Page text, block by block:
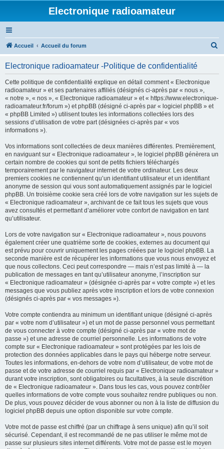
Electronique radioamateur
Accueil Accueil du forum
Electronique radioamateur -Politique de confidentialité
Cette politique de confidentialité explique en détail comment « Electronique
radioamateur » et ses partenaires affiliés (désignés ci-après par « nous »,
« notre », « nos », « Electronique radioamateur » et « https://www.electronique-
radioamateur.fr/forum ») et phpBB (désigné ci-après par « logiciel phpBB » et
« phpBB Limited ») utilisent toutes les informations collectées lors des
sessions d’utilisation de votre part (désignées ci-après par « vos
informations »).
Vos informations sont collectées de deux manières différentes. Premièrement,
en naviguant sur « Electronique radioamateur », le logiciel phpBB génèrera un
certain nombre de cookies qui sont de petits fichiers téléchargés
temporairement par le navigateur internet de votre ordinateur. Les deux
premiers cookies ne contiennent qu’un identifiant utilisateur et un identifiant
anonyme de session qui vous sont automatiquement assignés par le logiciel
phpBB. Un troisième cookie sera créé lors de votre navigation sur les sujets de
« Electronique radioamateur », archivant de ce fait tous les sujets que vous
avez consultés et permettant d’améliorer votre confort de navigation en tant
qu’utilisateur.
Lors de votre navigation sur « Electronique radioamateur », nous pouvons
également créer une quatrième sorte de cookies, externes au document qui
est prévu pour couvrir uniquement les pages créées par le logiciel phpBB. La
seconde manière est de récupérer les informations que vous nous envoyez et
que nous collectons. Ceci peut correspondre — mais n’est pas limité à — la
publication de messages en tant qu’utilisateur anonyme, l’inscription sur
« Electronique radioamateur » (désignée ci-après par « votre compte ») et les
messages que vous publiez après votre inscription et lors de votre connexion
(désignés ci-après par « vos messages »).
Votre compte contiendra au minimum un identifiant unique (désigné ci-après
par « votre nom d’utilisateur ») et un mot de passe personnel vous permettant
de vous connecter à votre compte (désigné ci-après par « votre mot de
passe ») et une adresse de courriel personnelle. Les informations de votre
compte sur « Electronique radioamateur » sont protégées par les lois de
protection des données applicables dans le pays qui héberge notre serveur.
Toutes les informations, en-dehors de votre nom d’utilisateur, de votre mot de
passe et de votre adresse de courriel requis par « Electronique radioamateur »
durant votre inscription, sont obligatoires ou facultatives, à la seule discrétion
de « Electronique radioamateur ». Dans tous les cas, vous pouvez contrôler
quelles informations de votre compte vous souhaitez rendre publiques ou non.
De plus, vous pouvez décider de vous abonner ou non à la liste de diffusion du
logiciel phpBB depuis une option disponible sur votre compte.
Votre mot de passe est chiffré (par un chiffrage à sens unique) afin qu’il soit
sécurisé. Cependant, il est recommandé de ne pas utiliser le même mot de
passe sur plusieurs sites internet différents. Votre mot de passe est le moyen